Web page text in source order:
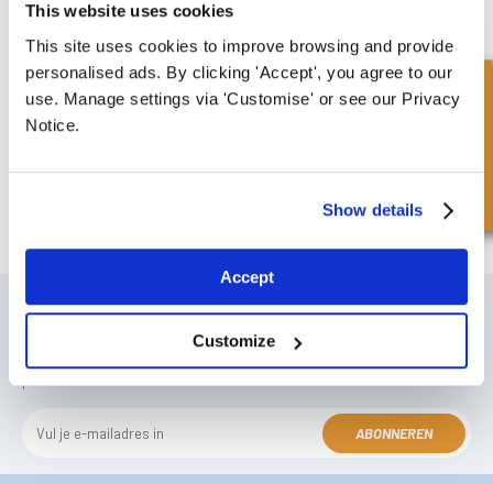
This website uses cookies
This site uses cookies to improve browsing and provide
personalised ads. By clicking 'Accept', you agree to our
use. Manage settings via 'Customise' or see our Privacy
Notice.
Show details
Accept
Customize
DOWNLOADEN
Complete cilinders
SCHRIJF JE IN VOOR ONZE NIEUWSBRIEF
Vergeet u niet te abonneren op onze nieuwsbrief om informatie te
ABONNEREN
Snel onderzoek